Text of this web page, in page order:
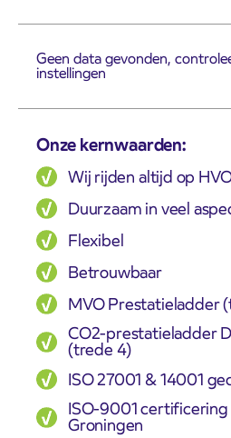
Geen data gevonden,
instellingen
Onze kernwaarden:
Wij rijden altijd op
Duurzaam in veel
Flexibel
Betrouwbaar
MVO Prestatieladder
CO2-prestatieladder
(trede 4)
ISO 27001 & 14001
ISO-9001
Groningen